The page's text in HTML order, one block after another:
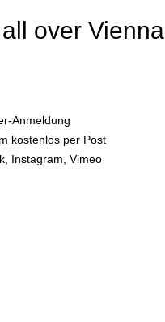
& Förderer
over Vienna
over Vienna
Anmeldung
kostenlos per Post
Instagram Vimeo